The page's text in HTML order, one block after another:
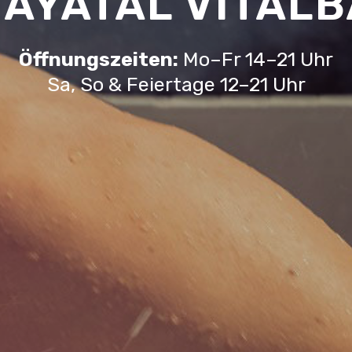
Öffnungszeiten: Mo–Fr 14–21 Uhr
Sa, So & Feiertage 12–21 Uhr